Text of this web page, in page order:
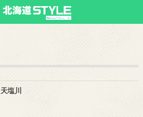
天塩川